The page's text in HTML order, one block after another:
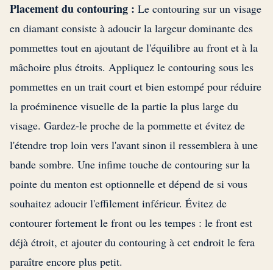
Placement du contouring : Le contouring sur un visage
en diamant consiste à adoucir la largeur dominante des
pommettes tout en ajoutant de l'équilibre au front et à la
mâchoire plus étroits. Appliquez le contouring sous les
pommettes en un trait court et bien estompé pour réduire
la proéminence visuelle de la partie la plus large du
visage. Gardez-le proche de la pommette et évitez de
l'étendre trop loin vers l'avant sinon il ressemblera à une
bande sombre. Une infime touche de contouring sur la
pointe du menton est optionnelle et dépend de si vous
souhaitez adoucir l'effilement inférieur. Évitez de
contourer fortement le front ou les tempes : le front est
déjà étroit, et ajouter du contouring à cet endroit le fera
paraître encore plus petit.